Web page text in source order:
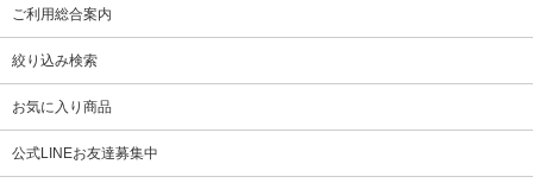
ご利用総合案内
絞り込み検索
お気に入り商品
公式LINEお友達募集中